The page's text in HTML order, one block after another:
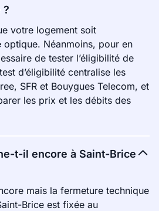
?
votre logement soit
Néanmoins, pour en
de tester l’éligibilité de
d’éligibilité centralise les
SFR et Bouygues Telecom, et
les prix et les débits des
t-il encore à Saint-Brice
mais la fermeture technique
Brice est fixée au